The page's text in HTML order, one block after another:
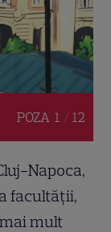
POZA 1 / 12
Napoca,
facultății,
mult